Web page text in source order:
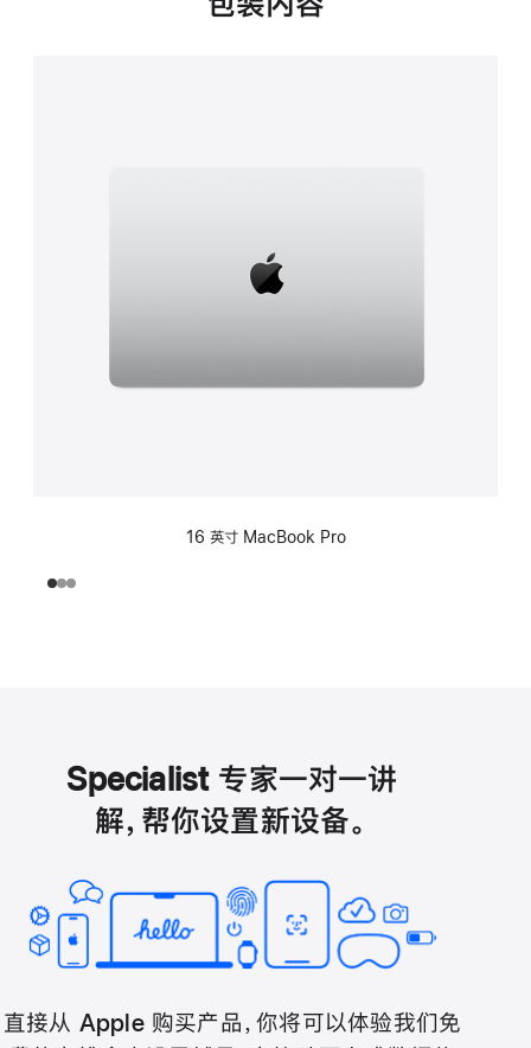
16 英寸 MacBook Pro
Specialist 专家一对一讲
解，帮你设置新设备。
直接从 Apple 购买产品，你将可以体验我们免